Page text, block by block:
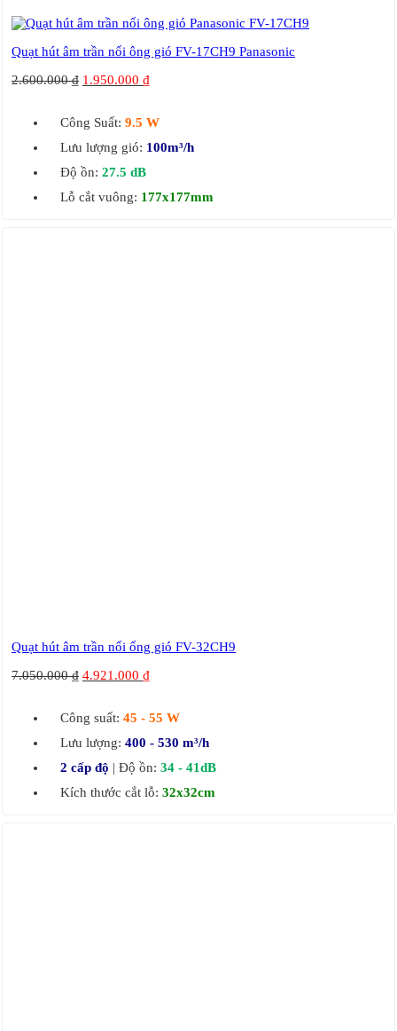
Quạt hút âm trần nối ông gió FV-17CH9 Panasonic
2.600.000₫ 1.950.000 ₫
Công Suất: 9.5 W
Lưu lượng gió: 100m³/h
Độ ồn: 27.5 dB
Lỗ cắt vuông: 177x177mm
Quạt hút âm trần nối ống gió FV-32CH9
7.050.000₫ 4.921.000 ₫
Công suất: 45 - 55 W
Lưu lượng: 400 - 530 m³/h
2 cấp độ | Độ ồn: 34 - 41dB
Kích thước cắt lỗ: 32x32cm